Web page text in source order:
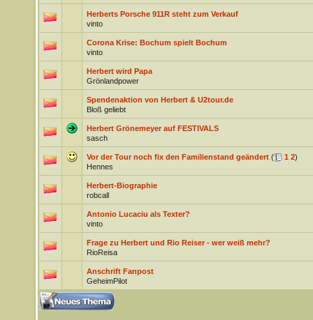
Herberts Porsche 911R steht zum Verkauf
vinto
Corona Krise: Bochum spielt Bochum
vinto
Herbert wird Papa
Grönlandpower
Spendenaktion von Herbert & U2tour.de
Bloß geliebt
Herbert Grönemeyer auf FESTIVALS
sasch
Vor der Tour noch fix den Familienstand geändert ( 1 2)
Hennes
Herbert-Biographie
robcall
Antonio Lucaciu als Texter?
vinto
Frage zu Herbert und Rio Reiser - wer weiß mehr?
RioReisa
Anschrift Fanpost
GeheimPilot